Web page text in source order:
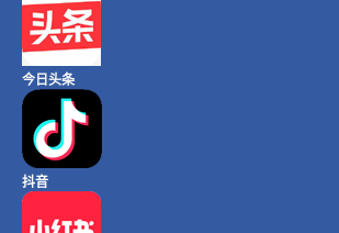
今日头条
抖音